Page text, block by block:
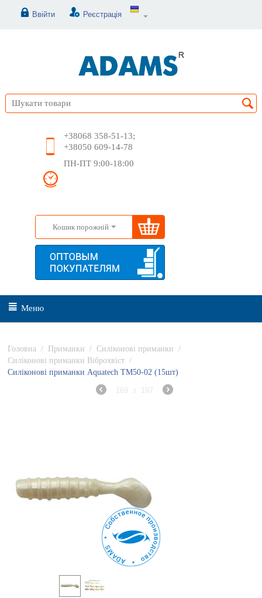
Ввійти Реєстрація
+38068 358-51-13;
+38050 609-14-78
ПН-ПТ 9:00-18:00
Кошик порожній
Меню
Головна / Приманки / Силіконові приманки
/
Силіконові приманки Віброхвіст /
Силіконові приманки Aquatech ТМ50-02 (15шт)
169 з 197